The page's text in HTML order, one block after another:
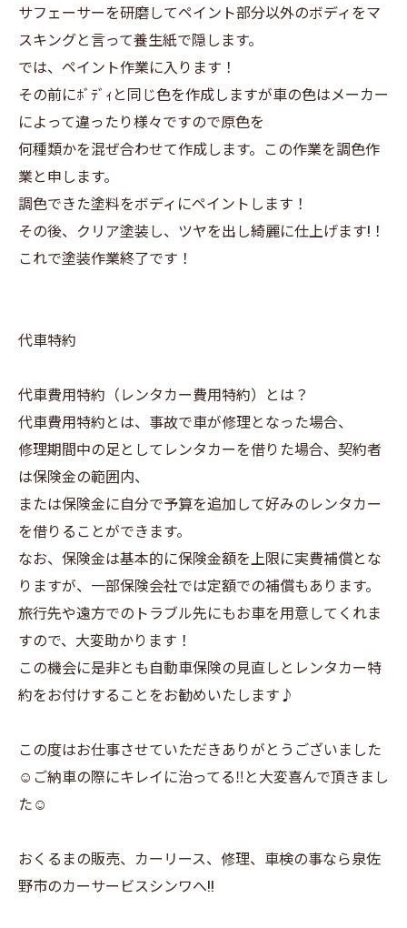
サフェーサーを研磨してペイント部分以外のボディをマ
スキングと言って養生紙で隠します。
では、ペイント作業に入ります！
その前にﾎﾞﾃﾞｨと同じ色を作成しますが車の色はメーカー
によって違ったり様々ですので原色を
何種類かを混ぜ合わせて作成します。この作業を調色作
業と申します。
調色できた塗料をボディにペイントします！
その後、クリア塗装し、ツヤを出し綺麗に仕上げます!！
これで塗装作業終了です！
代車特約
代車費用特約（レンタカー費用特約）とは？
代車費用特約とは、事故で車が修理となった場合、
修理期間中の足としてレンタカーを借りた場合、契約者
は保険金の範囲内、
または保険金に自分で予算を追加して好みのレンタカー
を借りることができます。
なお、保険金は基本的に保険金額を上限に実費補償とな
りますが、一部保険会社では定額での補償もあります。
旅行先や遠方でのトラブル先にもお車を用意してくれま
すので、大変助かります！
この機会に是非とも自動車保険の見直しとレンタカー特
約をお付けすることをお勧めいたします♪
この度はお仕事させていただきありがとうございました
☺️ご納車の際にキレイに治ってる‼️と大変喜んで頂きまし
た☺️
おくるまの販売、カーリース、修理、車検の事なら泉佐
野市のカーサービスシンワへ!!